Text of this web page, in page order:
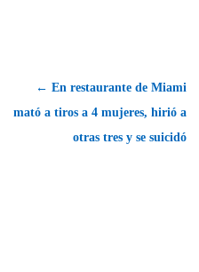
← En restaurante de Miami
mató a tiros a 4 mujeres, hirió a
otras tres y se suicidó